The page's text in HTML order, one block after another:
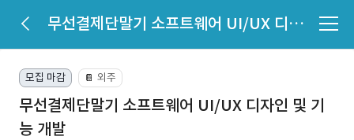
무선결제단말기 소프트웨어 UI/UX 디자인 및 기능 개발
모집 마감 📔 외주
무선결제단말기 소프트웨어 UI/UX 디자인 및 기
능 개발